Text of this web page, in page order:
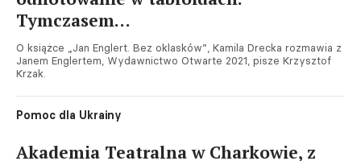
Tymczasem…
O książce „Jan Englert. Bez oklasków”, Kamila Drecka rozmawia z
Janem Englertem, Wydawnictwo Otwarte 2021, pisze Krzysztof
Krzak.
Pomoc dla Ukrainy
Akademia Teatralna w Charkowie, z